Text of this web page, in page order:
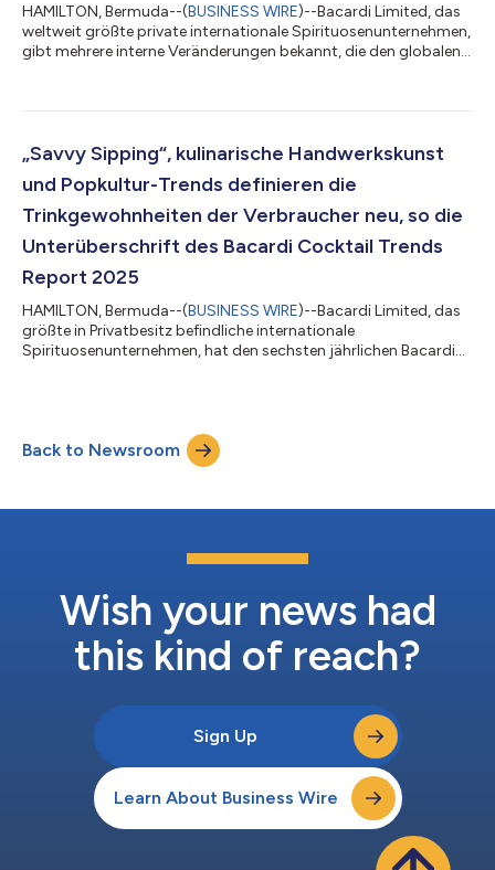
HAMILTON, Bermuda--(BUSINESS WIRE)--Bacardi Limited, das
weltweit größte private internationale Spirituosenunternehmen,
gibt mehrere interne Veränderungen bekannt, die den globalen
unterstreichen. Dave Ingram wurde zum Chief People & Business
für die Umsetzung der nächsten Phase beim Aufbau einer
zukunftsfähigen Organisation. In dieser Fu...
„Savvy Sipping“, kulinarische Handwerkskunst
und Popkultur-Trends definieren die
Trinkgewohnheiten der Verbraucher neu, so die
Unterüberschrift des Bacardi Cocktail Trends
Report 2025
HAMILTON, Bermuda--(BUSINESS WIRE)--Bacardi Limited, das
größte in Privatbesitz befindliche internationale
Spirituosenunternehmen, hat den sechsten jährlichen Bacardi
der in Zusammenarbeit mit The Future Laboratory (TFL) erstellt
wurde, stützt sich auf Daten aus von Bacardi durchgeführten
und externen Untersuchungen, Verbra...
Back to Newsroom
Wish your news had
this kind of reach?
Sign Up
Learn About Business Wire